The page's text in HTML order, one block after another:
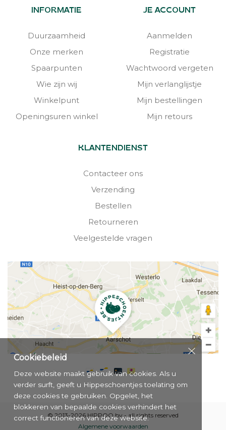
INFORMATIE
Duurzaamheid
Onze merken
Spaarpunten
Wie zijn wij
Winkelpunt
Openingsuren winkel
JE ACCOUNT
Aanmelden
Registratie
Wachtwoord vergeten
Mijn verlanglijstje
Mijn bestellingen
Mijn retours
KLANTENDIENST
Contacteer ons
Verzending
Bestellen
Retourneren
Veelgestelde vragen
© 2013-2026 HIPPOO bv - all rights reserved
Algemene voorwaarden
Cookiebeleid
Deze website maakt gebruik van cookies. Als u
verder surft, geeft u Hippeschoentjes toelating om
deze cookies te gebruiken. Opgelet, het
blokkeren van bepaalde cookies verhindert het
correct functioneren van deze website.